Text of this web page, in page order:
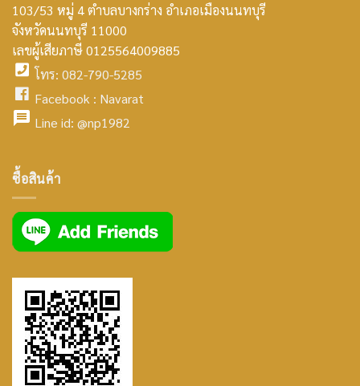
smt2
home
icon
103/53 หมู่ 4 ตำบลบางกร่าง อำเภอเมืองนนทบุรี
จังหวัดนนทบุรี 11000
เลขผู้เสียภาษี 0125564009885
facebook
icon
โทร: 082-790-5285
facebook
Facebook : Navarat
icon
Line id: @np1982
ซื้อสินค้า